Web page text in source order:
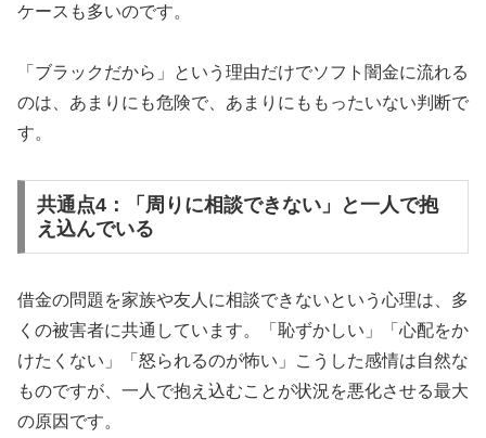
ケースも多いのです。
「ブラックだから」という理由だけでソフト闇金に流れる
のは、あまりにも危険で、あまりにももったいない判断で
す。
共通点4：「周りに相談できない」と一人で抱
え込んでいる
借金の問題を家族や友人に相談できないという心理は、多
くの被害者に共通しています。「恥ずかしい」「心配をか
けたくない」「怒られるのが怖い」こうした感情は自然な
ものですが、一人で抱え込むことが状況を悪化させる最大
の原因です。